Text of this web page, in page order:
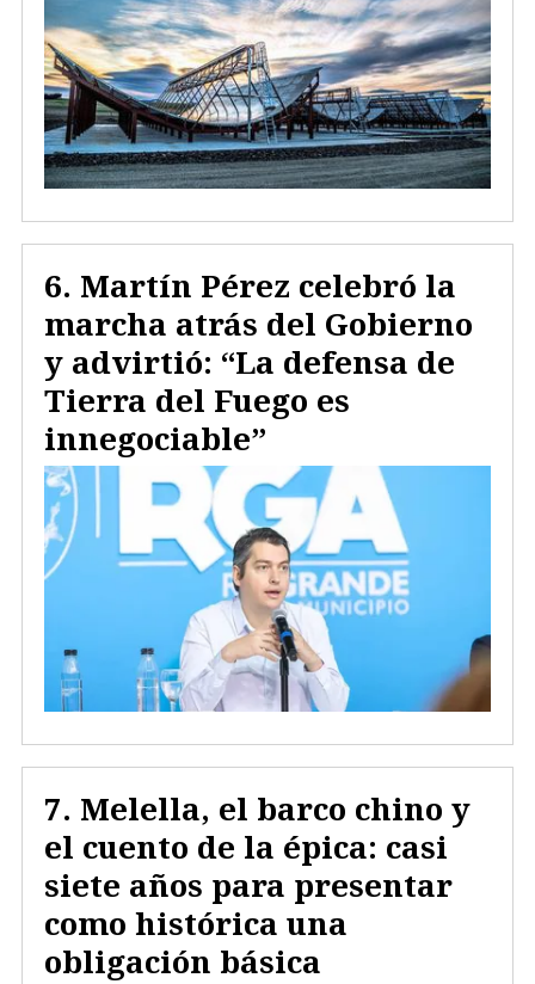
Martín Pérez celebró la
marcha atrás del Gobierno
y advirtió: “La defensa de
Tierra del Fuego es
innegociable”
Melella, el barco chino y
el cuento de la épica: casi
siete años para presentar
como histórica una
obligación básica